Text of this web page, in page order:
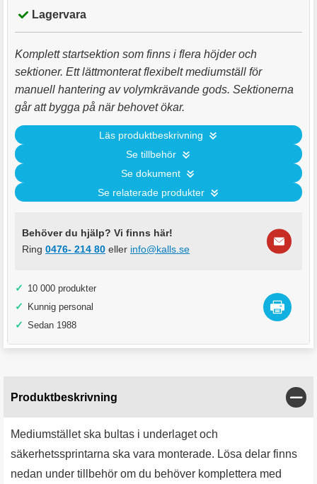
Lagervara
Komplett startsektion som finns i flera höjder och
sektioner. Ett lättmonterat flexibelt mediumställ för
manuell hantering av volymkrävande gods. Sektionerna
går att bygga på när behovet ökar.
Läs produktbeskrivning
Se tillbehör
Se dokument
Se relaterade produkter
Behöver du hjälp? Vi finns här!
Ring 0476- 214 80 eller info@kalls.se
✓ 10 000 produkter
✓ Kunnig personal
✓ Sedan 1988
Produktbeskrivning
Mediumstället ska bultas i underlaget och
säkerhetssprintarna ska vara monterade. Lösa delar finns
nedan under tillbehör om du behöver komplettera med